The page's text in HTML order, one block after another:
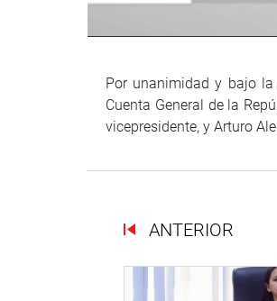
Por unanimidad y bajo la
Cuenta General de la
vicepresidente, y Arturo
ANTERIOR